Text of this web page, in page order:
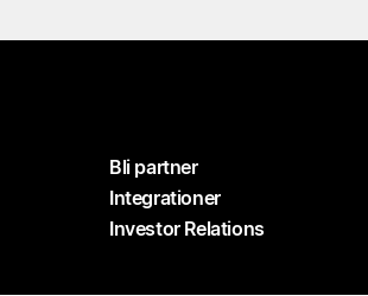
Bli partner
Integrationer
Investor Relations